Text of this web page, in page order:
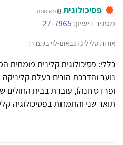
פסיכולוגית מאומתת
מספר רישיון: 27-7965
אודות טלי לינדנבאום-לוי בקצרה:
כללי: פסיכולוגית קלינית מומחית
נוער והדרכת הורים בעלת קליניקה
ופרדס חנה), עובדת בבית החולים
תואר שני והתמחות בפסיכולוגיה